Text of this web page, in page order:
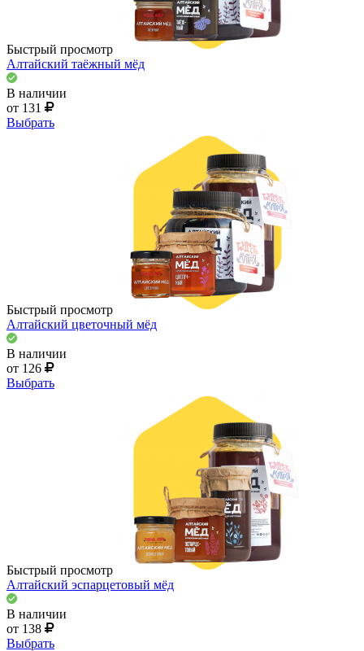
Быстрый просмотр
Алтайский таёжный мёд
В наличии
от 131
Выбрать
Быстрый просмотр
Алтайский цветочный мёд
В наличии
от 126
Выбрать
Быстрый просмотр
Алтайский эспарцетовый мёд
В наличии
от 138
Выбрать